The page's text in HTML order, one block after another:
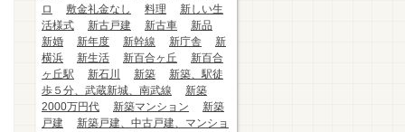
ロ
敷金礼金なし 料理
新しい生
活様式
新古戸建 新古車
新品
新婚
新年度 新幹線 新庁舎
新
横浜
新生活 新百合ヶ丘
新百合
ヶ丘駅
新石川 新築
新築、駅徒
歩５分、武蔵新城、南武線
新築
2000万円代
新築マンション
新築
戸建
新築戸建、中古戸建、マンショ